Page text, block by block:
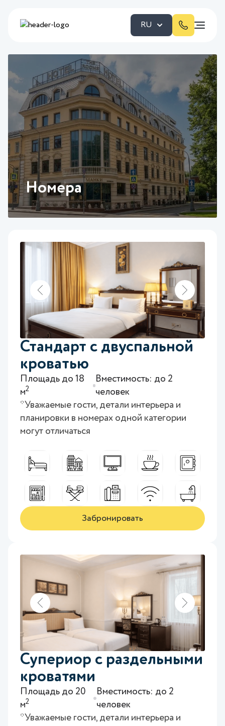
RU
Номера
Стандарт с двуспальной
кроватью
Площадь до 18
м2
Вместимость: до 2
человек
*Уважаемые гости, детали интерьера и
планировки в номерах одной категории
могут отличаться
Забронировать
Супериор с раздельными
кроватями
Площадь до 20
м2
Вместимость: до 2
человек
*Уважаемые гости, детали интерьера и